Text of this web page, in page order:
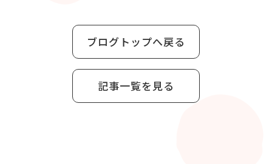
ブログトップへ戻る
記事一覧を見る